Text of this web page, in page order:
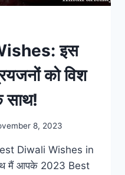
इस
को विश
साथ!
8, 2023
Diwali Wishes in
मैं आपके 2023 Best